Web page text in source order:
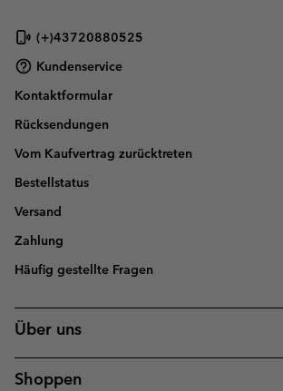
(+)43720880525
Kundenservice
Kontaktformular
Rücksendungen
Vom Kaufvertrag zurücktreten
Bestellstatus
Versand
Zahlung
Häufig gestellte Fragen
Über uns
Shoppen